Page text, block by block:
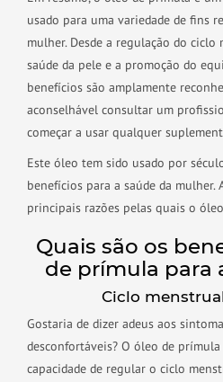
usado para uma variedade de fins
mulher. Desde a regulação do
saúde da pele e a promoção do
benefícios são amplamente
aconselhável consultar um
começar a usar qualquer
Este óleo tem sido usado por
benefícios para a saúde da mulher.
principais razões pelas quais o
Quais são os
de prímula para
Ciclo
Gostaria de dizer adeus aos
desconfortáveis? O óleo de
capacidade de regular o ciclo